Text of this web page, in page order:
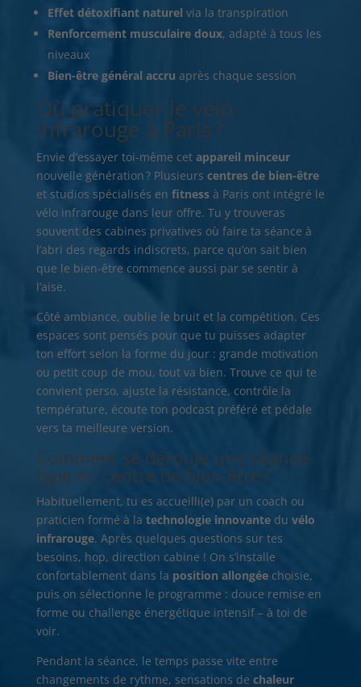
Effet détoxifiant naturel via la transpiration
Renforcement musculaire doux, adapté à tous les
niveaux
Bien-être général accru après chaque session
Où pratiquer le vélo
infrarouge à Paris ?
Envie d’essayer toi-même cet appareil minceur
nouvelle génération ? Plusieurs centres de bien-être
et studios spécialisés en fitnessà Paris ont intégré le
vélo infrarouge dans leur offre. Tu y trouveras
souvent des cabines privatives où faire ta séance à
l’abri des regards indiscrets, parce qu’on sait bien
que le bien-être commence aussi par se sentir à
l’aise.
Côté ambiance, oublie le bruit et la compétition. Ces
espaces sont pensés pour que tu puisses adapter
ton effort selon la forme du jour : grande motivation
ou petit coup de mou, tout va bien. Trouve ce qui te
convient perso, ajuste la résistance, contrôle la
température, écoute ton podcast préféré et pédale
vers ta meilleure version.
Comment se déroule une séance-
type en centre de bien-être ?
Habituellement, tu es accueilli(e) par un coach ou
praticien formé à la technologie innovantedu vélo
infrarouge. Après quelques questions sur tes
besoins, hop, direction cabine ! On s’installe
confortablement dans la position allongéechoisie,
puis on sélectionne le programme : douce remise en
forme ou challenge énergétique intensif – à toi de
voir.
Pendant la séance, le temps passe vite entre
changements de rythme, sensations de chaleur